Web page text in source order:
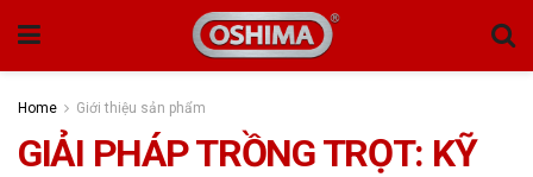
Home Giới thiệu sản phẩm
GIẢI PHÁP TRỒNG TRỌT: KỸ